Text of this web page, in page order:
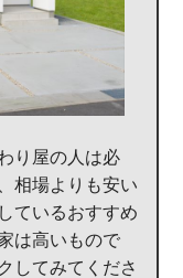
り屋の人は必
相場よりも安い
ているおすすめ
は高いもので
してみてくださ